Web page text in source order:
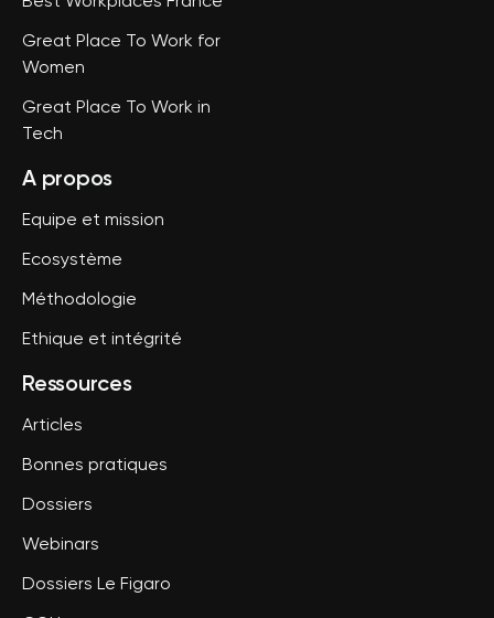
Great Place To Work for
Women
Great Place To Work in
Tech
A propos
Equipe et mission
Ecosystème
Méthodologie
Ethique et intégrité
Ressources
Articles
Bonnes pratiques
Dossiers
Webinars
Dossiers Le Figaro